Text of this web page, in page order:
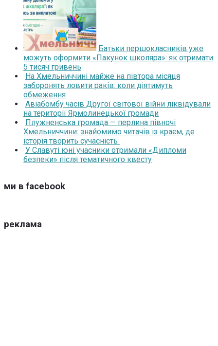
Батьки першокласників уже
можуть оформити «Пакунок школяра»: як отримати
5 тисяч гривень
На Хмельниччині майже на півтора місяця
заборонять ловити раків: коли діятимуть
обмеження
Авіабомбу часів Другої світової війни ліквідували
на території Ярмолинецької громади
Плужненська громада — перлина півночі
Хмельниччини: знайомимо читачів із краєм, де
історія творить сучасність
У Славуті юні учасники отримали «Дипломи
безпеки» після тематичного квесту
ми в facebook
реклама